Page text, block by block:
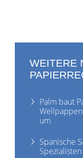
WEITERE
Palm baut
um
Spanische